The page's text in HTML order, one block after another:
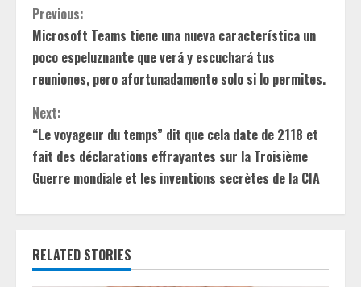
C
o
n
t
i
n
u
e
Previous:
Microsoft Teams tiene una nueva característica un
poco espeluznante que verá y escuchará tus
reuniones, pero afortunadamente solo si lo permites.
Next:
“Le voyageur du temps” dit que cela date de 2118 et
fait des déclarations effrayantes sur la Troisième
Guerre mondiale et les inventions secrètes de la CIA
RELATED STORIES